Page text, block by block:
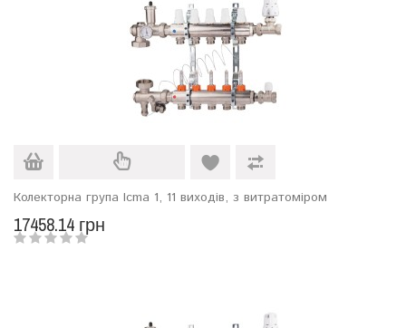
Колекторна група Icma 1, 11 виходів, з витратоміром
17458.14 грн